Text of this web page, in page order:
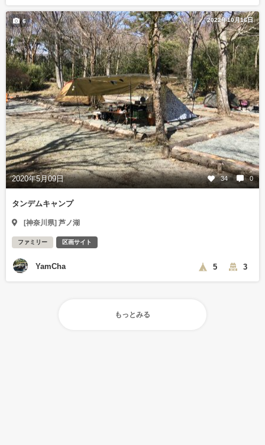
2022年10月16日
2020年5月09日 34 0
6
タンデムキャンプ
[神奈川県] 芦ノ湖
ファミリー 区画サイト
YamCha 5 3
もっとみる